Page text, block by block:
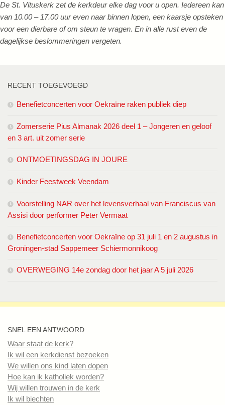
De St. Vituskerk zet de kerkdeur elke dag voor u open. Iedereen kan
van 10.00 – 17.00 uur even naar binnen lopen, een kaarsje opsteken
voor een dierbare of om steun te vragen. En in alle rust even de
dagelijkse beslommeringen vergeten.
RECENT TOEGEVOEGD
Benefietconcerten voor Oekraïne raken publiek diep
Zomerserie Pius Almanak 2026 deel 1 – Jongeren en geloof
en 3 art. uit zomer serie
ONTMOETINGSDAG IN JOURE
Kinder Feestweek Veendam
Voorstelling NAR over het levensverhaal van Franciscus van
Assisi door performer Peter Vermaat
Benefietconcerten voor Oekraïne op 31 juli 1 en 2 augustus in
Groningen-stad Sappemeer Schiermonnikoog
OVERWEGING 14e zondag door het jaar A 5 juli 2026
SNEL EEN ANTWOORD
Waar staat de kerk?
Ik wil een kerkdienst bezoeken
We willen ons kind laten dopen
Hoe kan ik katholiek worden?
Wij willen trouwen in de kerk
Ik wil biechten